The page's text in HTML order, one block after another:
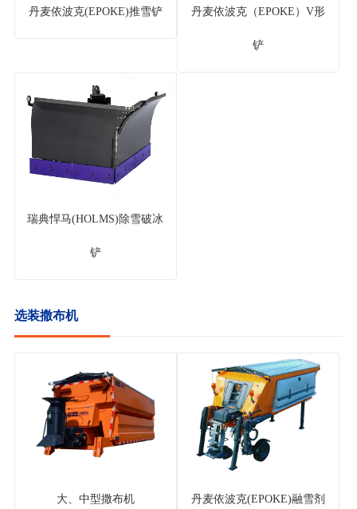
丹麦依波克(EPOKE)推雪铲 丹麦依波克（EPOKE）V形
铲
瑞典悍马(HOLMS)除雪破冰
铲
选装撒布机
大、中型撒布机 丹麦依波克(EPOKE)融雪剂